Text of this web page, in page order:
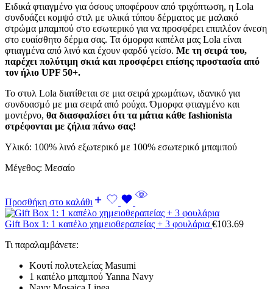
Ειδικά φτιαγμένο για όσους υποφέρουν από τριχόπτωση, η Lola
συνδυάζει κομψό στιλ με υλικά τύπου δέρματος με μαλακό
στρώμα μπαμπού στο εσωτερικό για να προσφέρει επιπλέον άνεση
στο ευαίσθητο δέρμα σας. Τα όμορφα καπέλα μας Lola είναι
φτιαγμένα από λινό και έχουν φαρδύ γείσο. Με τη σειρά του,
παρέχει πολύτιμη σκιά και προσφέρει επίσης προστασία από
τον ήλιο UPF 50+.
Το στυλ Lola διατίθεται σε μια σειρά χρωμάτων, ιδανικό για
συνδυασμό με μια σειρά από ρούχα. Όμορφα φτιαγμένο και
μοντέρνο, θα διασφαλίσει ότι τα μάτια κάθε fashionista
στρέφονται με ζήλια πάνω σας!
Υλικό: 100% λινό εξωτερικό με 100% εσωτερικό μπαμπού
Μέγεθος: Μεσαίο
Προσθήκη στο καλάθι
Gift Box 1: 1 καπέλο χημειοθεραπείας + 3 φουλάρια €103.69
Τι παραλαμβάνετε:
Κουτί πολυτελείας Masumi
1 καπέλο μπαμπού Yanna Navy